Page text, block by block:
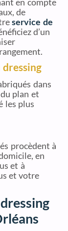
de
service de
d’un
dans
plan et
les plus
procèdent à
en
et à
et votre